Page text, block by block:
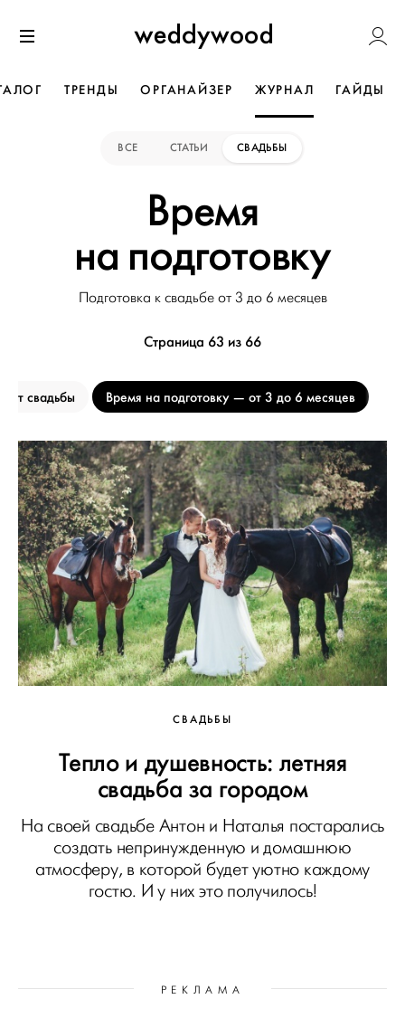
к содержанию
Weddywood
ТРЕНДЫ ОРГАНАЙЗЕР ЖУРНАЛ ГАЙДЫ
ВСЕ СТАТЬИ СВАДЬБЫ
Время
на подготовку
Подготовка к свадьбе от 3 до 6 месяцев
Страница 63 из 66
свадьбы Время на подготовку от 3 до 6 месяцев
СВАДЬБЫ
Тепло и душевность: летняя
свадьба за городом
На своей свадьбе Антон и Наталья постарались
создать непринужденную и домашнюю
атмосферу, в которой будет уютно каждому
гостю. И у них это получилось!
РЕКЛАМА